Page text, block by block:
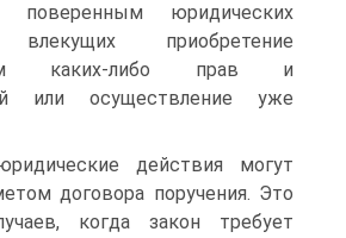
поверенным юридических
влекущих приобретение
каких-либо прав и
или осуществление уже
действия могут
договора поручения. Это
когда закон требует